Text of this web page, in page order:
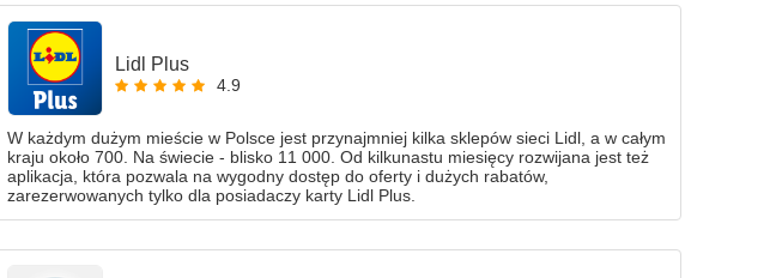
Lidl Plus
4.9
W każdym dużym mieście w Polsce jest przynajmniej kilka sklepów sieci Lidl, a w całym
kraju około 700. Na świecie - blisko 11 000. Od kilkunastu miesięcy rozwijana jest też
aplikacja, która pozwala na wygodny dostęp do oferty i dużych rabatów,
zarezerwowanych tylko dla posiadaczy karty Lidl Plus.